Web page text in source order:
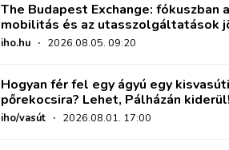
The Budapest Exchange: fókuszban a
mobilitás és az utasszolgáltatások
iho.hu · 2026.08.05. 09:20
Hogyan fér fel egy ágyú egy kisvasúti
pőrekocsira? Lehet, Pálházán kiderül!
iho/vasút · 2026.08.01. 17:00